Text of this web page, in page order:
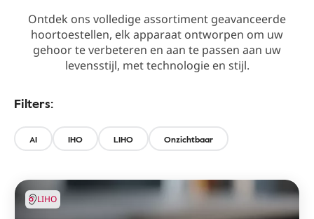
Ontdek ons volledige assortiment geavanceerde
hoortoestellen, elk apparaat ontworpen om uw
gehoor te verbeteren en aan te passen aan uw
levensstijl, met technologie en stijl.
Filters:
AI IHO LIHO Onzichtbaar
LIHO